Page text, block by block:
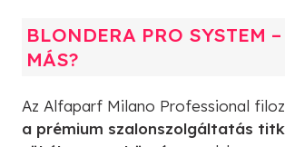
BLONDERA PRO SYSTEM
MÁS?
Az Alfaparf Milano Professional
a prémium szalonszolgáltatás